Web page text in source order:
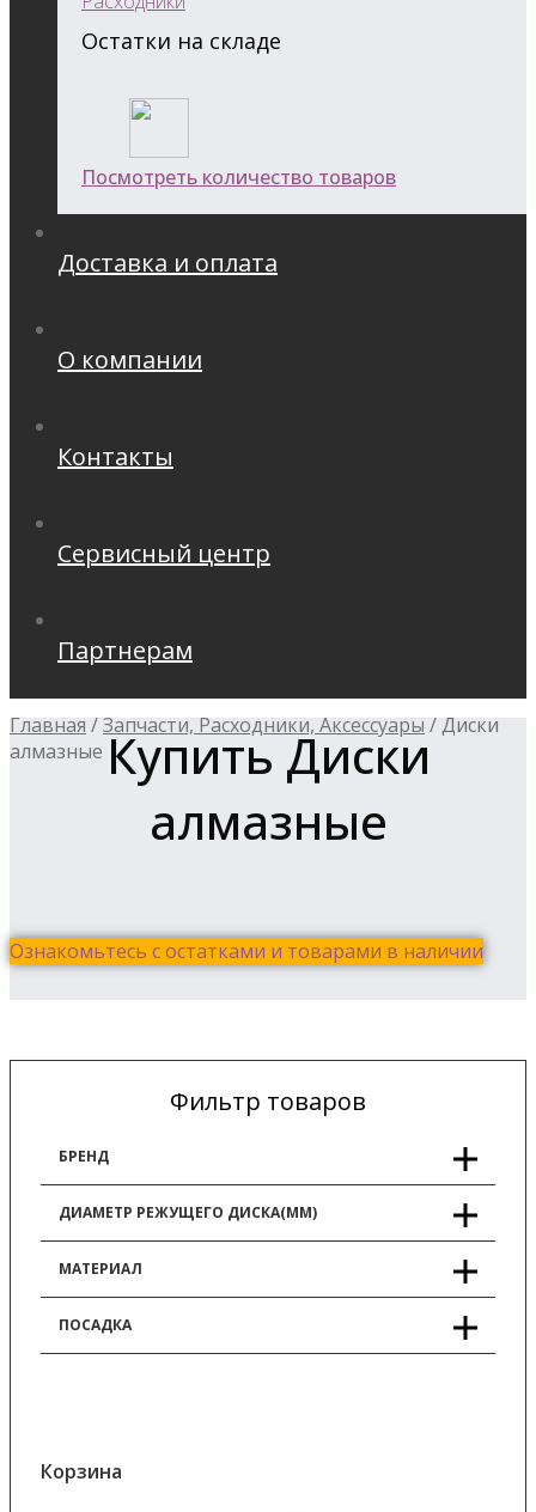
Остатки на складе
Посмотреть количество товаров
Доставка и оплата
О компании
Контакты
Сервисный центр
Партнерам
Главная/Запчасти, Расходники, Аксессуары/Диски
алмазныеКупить Диски
алмазные
Ознакомьтесь с остатками и товарами в наличии
Фильтр товаров
БРЕНД
ДИАМЕТР РЕЖУЩЕГО ДИСКА(ММ)
МАТЕРИАЛ
ПОСАДКА
Корзина